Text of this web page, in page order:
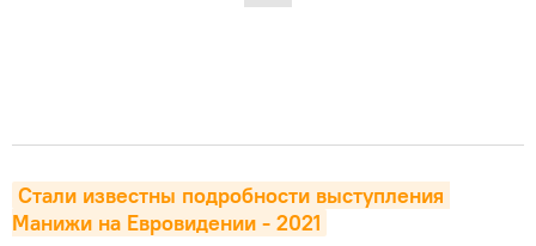
Стали известны подробности выступления
Манижи на Евровидении - 2021